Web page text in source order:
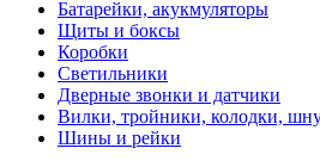
Батарейки, акукмуляторы
Щиты и боксы
Коробки
Светильники
Дверные звонки и датчики
Вилки, тройники, колодки,
Шины и рейки